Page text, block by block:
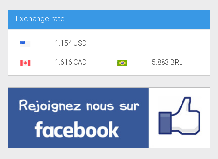
Exchange rate
1.154 USD
1.616 CAD 5.883 BRL